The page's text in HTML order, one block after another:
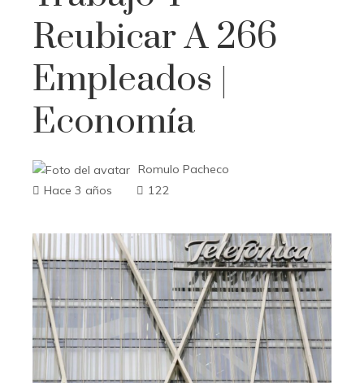
Reubicar A 266
Empleados |
Economía
Romulo Pacheco
Hace 3 años
122